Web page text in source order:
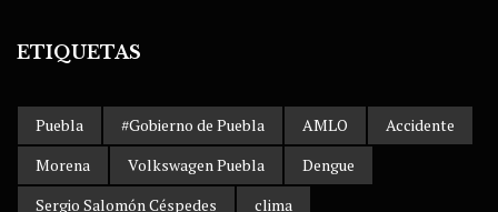
ETIQUETAS
Puebla #Gobierno de Puebla AMLO
Accidente
Morena
Volkswagen Puebla
Dengue
Sergio Salomón Céspedes
clima